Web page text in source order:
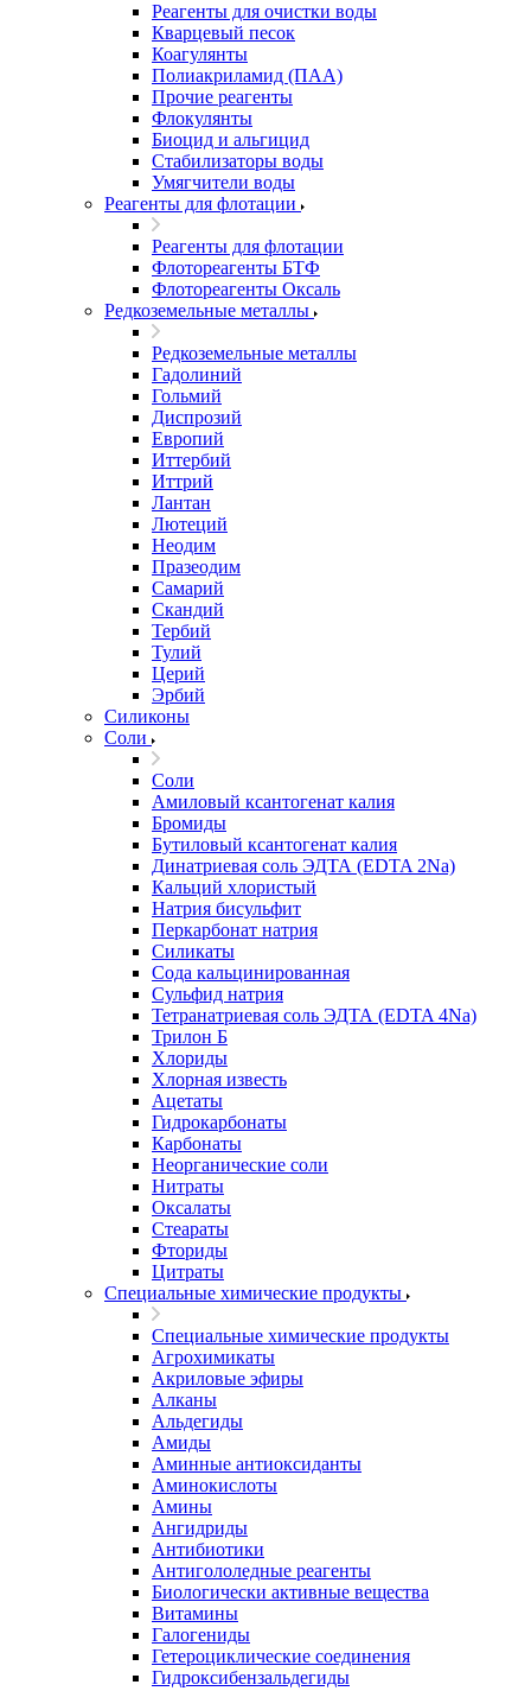
Реагенты для очистки воды
Кварцевый песок
Коагулянты
Полиакриламид (ПАА)
Прочие реагенты
Флокулянты
Биоцид и альгицид
Стабилизаторы воды
Умягчители воды
Реагенты для флотации
Реагенты для флотации
Флотореагенты БТФ
Флотореагенты Оксаль
Редкоземельные металлы
Редкоземельные металлы
Гадолиний
Гольмий
Диспрозий
Европий
Иттербий
Иттрий
Лантан
Лютеций
Неодим
Празеодим
Самарий
Скандий
Тербий
Тулий
Церий
Эрбий
Силиконы
Соли
Соли
Амиловый ксантогенат калия
Бромиды
Бутиловый ксантогенат калия
Динатриевая соль ЭДТА (EDTA 2Na)
Кальций хлористый
Натрия бисульфит
Перкарбонат натрия
Силикаты
Сода кальцинированная
Сульфид натрия
Тетранатриевая соль ЭДТА (EDTA 4Na)
Трилон Б
Хлориды
Хлорная известь
Ацетаты
Гидрокарбонаты
Карбонаты
Неорганические соли
Нитраты
Оксалаты
Стеараты
Фториды
Цитраты
Специальные химические продукты
Специальные химические продукты
Агрохимикаты
Акриловые эфиры
Алканы
Альдегиды
Амиды
Аминные антиоксиданты
Аминокислоты
Амины
Ангидриды
Антибиотики
Антигололедные реагенты
Биологически активные вещества
Витамины
Галогениды
Гетероциклические соединения
Гидроксибензальдегиды